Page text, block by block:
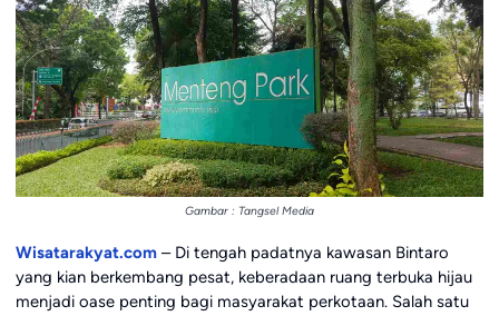
Gambar : Tangsel Media
Wisatarakyat.com– Di tengah padatnya kawasan Bintaro
yang kian berkembang pesat, keberadaan ruang terbuka hijau
menjadi oase penting bagi masyarakat perkotaan. Salah satu